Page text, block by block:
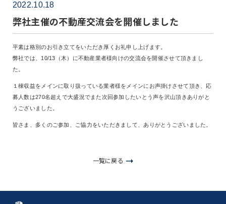
2022.10.18
弊社主催の不動産交流会を開催しました
平素は格別のお引き立てをいただき厚くお礼申し上げます。
弊社では、10/13（木）に不動産業者様向けの交流会を開催させて頂きまし
た。
１棟収益をメインに取り扱っている業者様をメインにお声掛けさせて頂き、応
募人数は270名超えで大盛況でまた次回参加したいとう声を沢山頂きありがと
うございました。
皆さま、多くのご参加、ご協力をいただきまして、ありがとうございました。
一覧に戻る